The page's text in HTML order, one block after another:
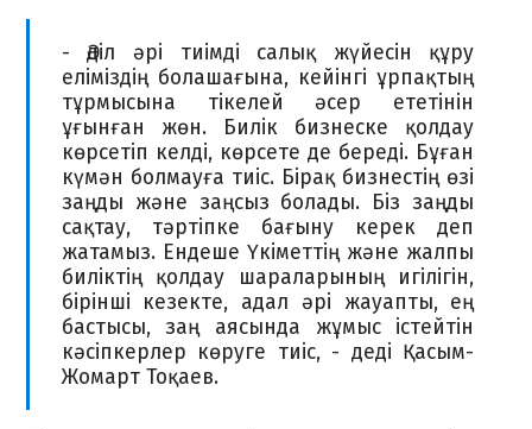
- Әділ әрі тиімді салық жүйесін құру
еліміздің болашағына, кейінгі ұрпақтың
тұрмысына тікелей әсер ететінін
ұғынған жөн. Билік бизнеске қолдау
көрсетіп келді, көрсете де береді. Бұған
күмән болмауға тиіс. Бірақ бизнестің өзі
заңды және заңсыз болады. Біз заңды
сақтау, тәртіпке бағыну керек деп
жатамыз. Ендеше Үкіметтің және жалпы
биліктің қолдау шараларының игілігін,
бірінші кезекте, адал әрі жауапты, ең
бастысы, заң аясында жұмыс істейтін
кәсіпкерлер көруге тиіс, - деді Қасым-
Жомарт Тоқаев.